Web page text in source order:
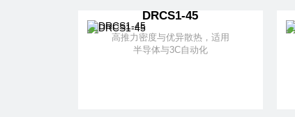
DRCS1-45
高推力密度与优异散热，适用
半导体与3C自动化